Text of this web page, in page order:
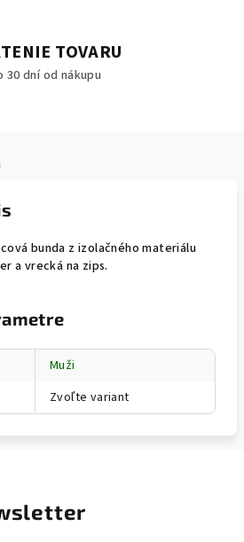
TOVARU
30 dní od nákupu
bunda z izolačného materiálu
a vrecká na zips.
Muži
Zvoľte variant